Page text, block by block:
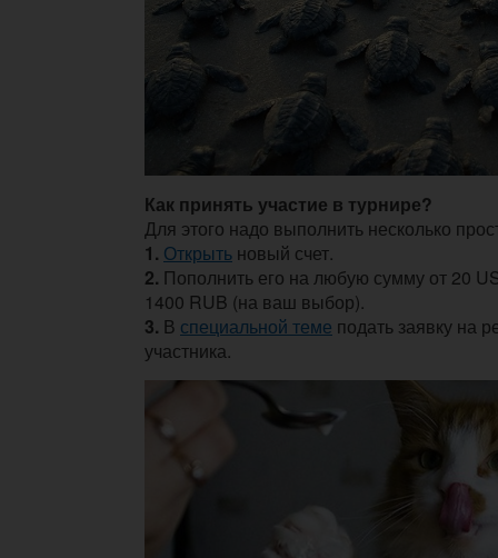
Как принять участие в турнире?
Для этого надо выполнить несколько
1. Открыть новый счет.
2. Пополнить его на любую сумму от 20
1400 RUB (на ваш выбор).
3. В специальной теме подать заявку на
участника.